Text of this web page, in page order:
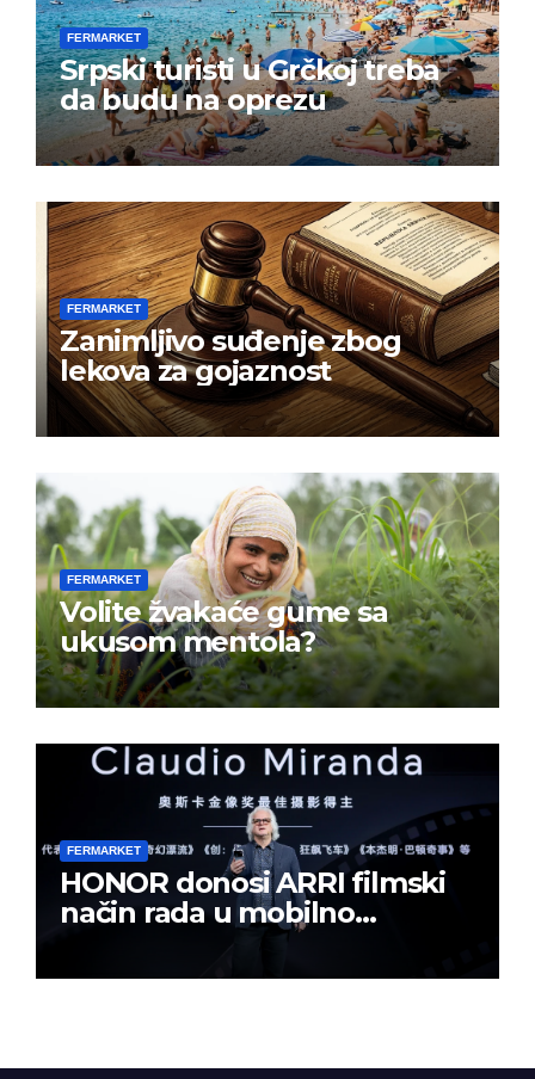
FERMARKET
Srpski turisti u Grčkoj treba
da budu na oprezu
FERMARKET
Zanimljivo suđenje zbog
lekova za gojaznost
FERMARKET
Volite žvakaće gume sa
ukusom mentola?
FERMARKET
HONOR donosi ARRI filmski
način rada u mobilno
kreiranje sadržaja